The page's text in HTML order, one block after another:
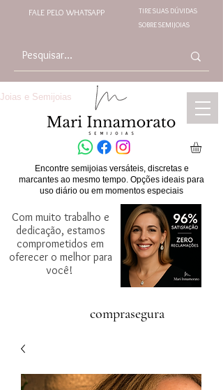
FALE PELO WHATSAPP
TIRE SUAS DÚVIDAS
SOBRE SEMIJOIAS
Joias e Semijoias
Encontre semijoias versáteis, discretas e
marcantes ao mesmo tempo. Opções ideais para
uso diário ou em momentos especiais
Com muito trabalho e
dedicação, estamos
comprometidos em
oferecer o melhor para
você!
comprasegura